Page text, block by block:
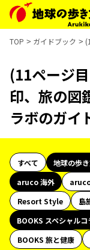
TOP ガイドブック
(11ページ
印、旅の図
ラボのガイ
すべて 地球の歩
aruco 海外
Resort Style
島
BOOKS スペシャルコ
BOOKS 旅と健康